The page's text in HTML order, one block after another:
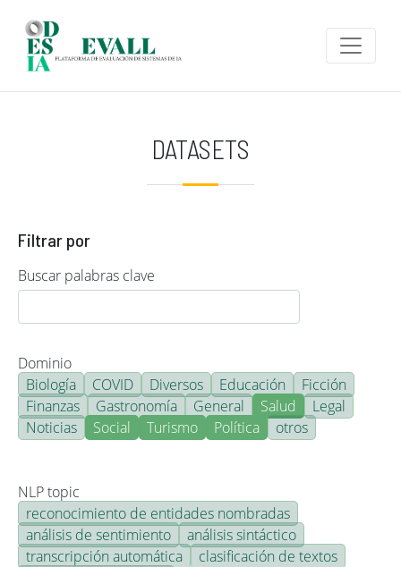
DATASETS
Filtrar por
Buscar palabras clave
Dominio
Biología
COVID Diversos Educación
Ficción
Finanzas
Gastronomía General Salud
Legal
Noticias
Social Turismo Política otros
NLP topic
reconocimiento de entidades nombradas
análisis de sentimiento
análisis sintáctico
transcripción automática
clasificación de textos